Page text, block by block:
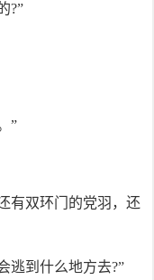
?”
”
有双环门的党羽，还
逃到什么地方去?”